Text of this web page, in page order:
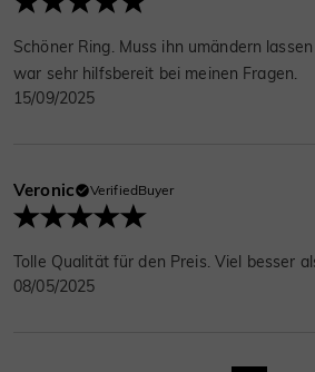
Schöner Ring. Muss ihn umändern
war sehr hilfsbereit bei meinen Fragen.
15/09/2025
Veronic VerifiedBuyer
Tolle Qualität für den Preis. Viel besser
08/05/2025